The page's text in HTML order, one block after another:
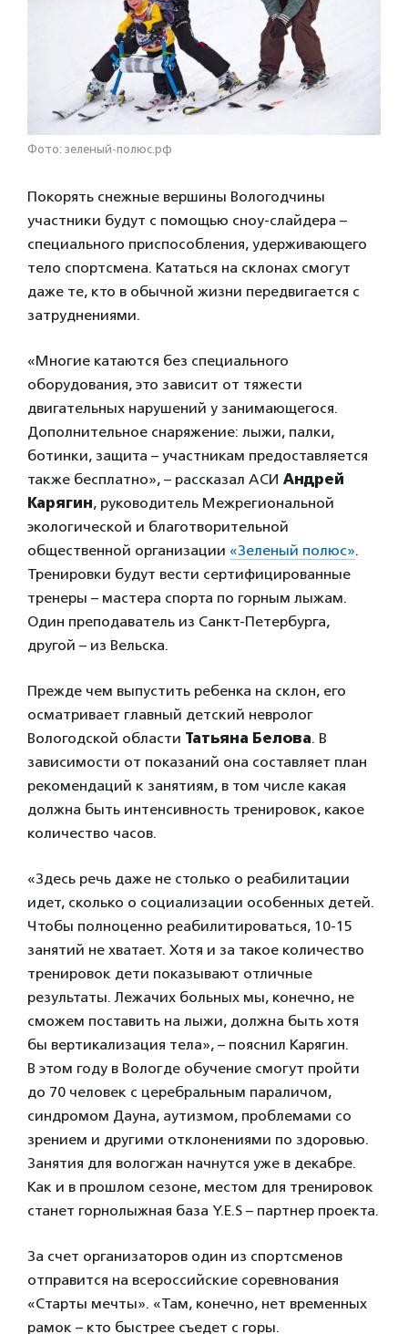
Фото: зеленый-полюс.рф
Покорять снежные вершины Вологодчины
участники будут с помощью сноу-слайдера –
специального приспособления, удерживающего
тело спортсмена. Кататься на склонах смогут
даже те, кто в обычной жизни передвигается с
затруднениями.
«Многие катаются без специального
оборудования, это зависит от тяжести
двигательных нарушений у занимающегося.
Дополнительное снаряжение: лыжи, палки,
ботинки, защита – участникам предоставляется
также бесплатно», – рассказал АСИ Андрей
Карягин, руководитель Межрегиональной
экологической и благотворительной
общественной организации «Зеленый полюс».
Тренировки будут вести сертифицированные
тренеры – мастера спорта по горным лыжам.
Один преподаватель из Санкт-Петербурга,
другой – из Вельска.
Прежде чем выпустить ребенка на склон, его
осматривает главный детский невролог
Вологодской области Татьяна Белова. В
зависимости от показаний она составляет план
рекомендаций к занятиям, в том числе какая
должна быть интенсивность тренировок, какое
количество часов.
«Здесь речь даже не столько о реабилитации
идет, сколько о социализации особенных детей.
Чтобы полноценно реабилитироваться, 10-15
занятий не хватает. Хотя и за такое количество
тренировок дети показывают отличные
результаты. Лежачих больных мы, конечно, не
сможем поставить на лыжи, должна быть хотя
бы вертикализация тела», – пояснил Карягин.
В этом году в Вологде обучение смогут пройти
до 70 человек с церебральным параличом,
синдромом Дауна, аутизмом, проблемами со
зрением и другими отклонениями по здоровью.
Занятия для вологжан начнутся уже в декабре.
Как и в прошлом сезоне, местом для тренировок
станет горнолыжная база Y.E.S – партнер проекта.
За счет организаторов один из спортсменов
отправится на всероссийские соревнования
«Старты мечты». «Там, конечно, нет временных
рамок – кто быстрее съедет с горы.